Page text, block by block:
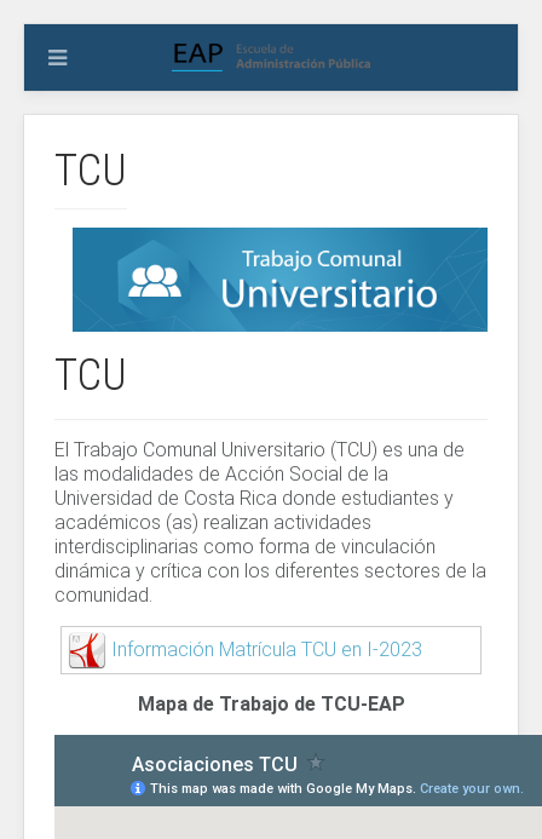
TCU
TCU
El Trabajo Comunal Universitario (TCU) es una de
las modalidades de Acción Social de la
Universidad de Costa Rica donde estudiantes y
académicos (as) realizan actividades
interdisciplinarias como forma de vinculación
dinámica y crítica con los diferentes sectores de la
comunidad.
Información Matrícula TCU en I-2023
Mapa de Trabajo de TCU-EAP